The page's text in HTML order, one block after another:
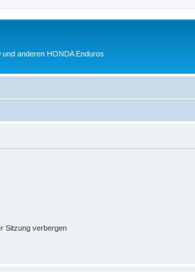
anderen HONDA Enduros
Sitzung verbergen